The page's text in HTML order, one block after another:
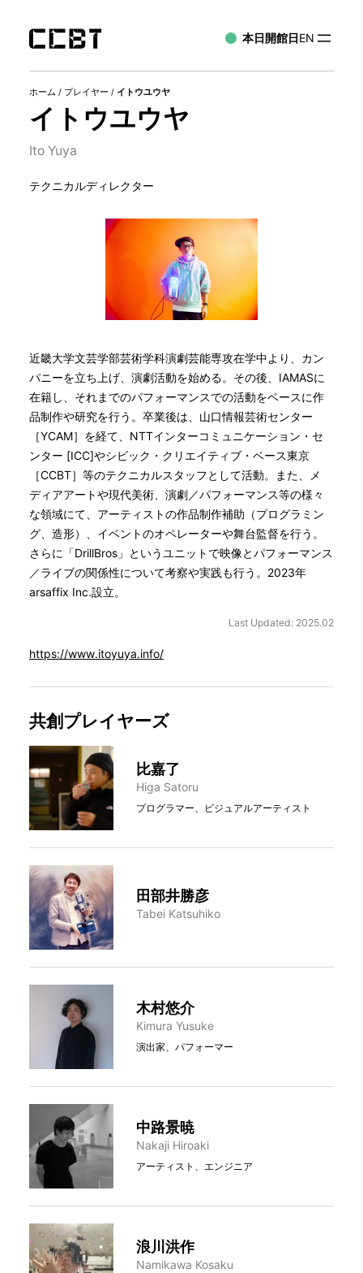
本日開館日EN
ホーム / プレイヤー / イトウユウヤ
イトウユウヤ
Ito Yuya
テクニカルディレクター
近畿大学文芸学部芸術学科演劇芸能専攻在学中より、カン
パニーを立ち上げ、演劇活動を始める。その後、IAMASに
在籍し、それまでのパフォーマンスでの活動をベースに作
品制作や研究を行う。卒業後は、山口情報芸術センター
［YCAM］を経て、NTTインターコミュニケーション・セ
ンター [ICC]やシビック・クリエイティブ・ベース東京
［CCBT］等のテクニカルスタッフとして活動。また、メ
ディアアートや現代美術、演劇／パフォーマンス等の様々
な領域にて、アーティストの作品制作補助（プログラミン
グ、造形）、イベントのオペレーターや舞台監督を行う。
さらに「DrillBros」というユニットで映像とパフォーマンス
／ライブの関係性について考察や実践も行う。2023年
arsaffix Inc.設立。
Last Updated: 2025.02
https://www.itoyuya.info/
共創プレイヤーズ
比嘉了
Higa Satoru
プログラマー、ビジュアルアーティスト
田部井勝彦
Tabei Katsuhiko
木村悠介
Kimura Yusuke
演出家、パフォーマー
中路景暁
Nakaji Hiroaki
アーティスト、エンジニア
浪川洪作
Namikawa Kosaku